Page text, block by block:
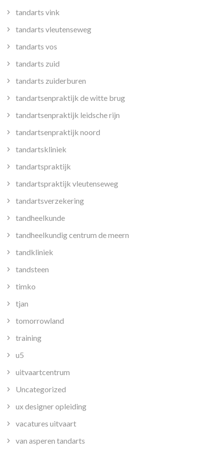
tandarts vink
tandarts vleutenseweg
tandarts vos
tandarts zuid
tandarts zuiderburen
tandartsenpraktijk de witte brug
tandartsenpraktijk leidsche rijn
tandartsenpraktijk noord
tandartskliniek
tandartspraktijk
tandartspraktijk vleutenseweg
tandartsverzekering
tandheelkunde
tandheelkundig centrum de meern
tandkliniek
tandsteen
timko
tjan
tomorrowland
training
u5
uitvaartcentrum
Uncategorized
ux designer opleiding
vacatures uitvaart
van asperen tandarts